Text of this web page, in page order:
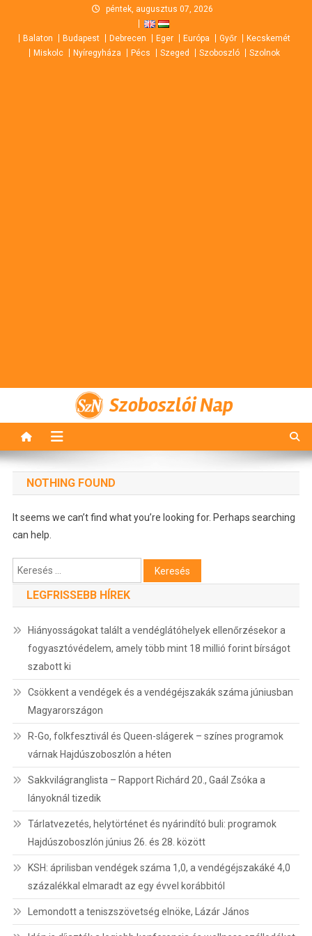
content
péntek, augusztus 07, 2026
Balaton Budapest Debrecen Eger Európa Győr
Kecskemét
Miskolc
Nyíregyháza Pécs Szeged Szoboszló Szolnok
Szoboszlói Nap
NOTHING FOUND
It seems we can’t find what you’re looking for. Perhaps searching
can help.
Keresés:
LEGFRISSEBB HÍREK
Hiányosságokat talált a vendéglátóhelyek ellenőrzésekor a
fogyasztóvédelem, amely több mint 18 millió forint bírságot
szabott ki
Csökkent a vendégek és a vendégéjszakák száma júniusban
Magyarországon
R-Go, folkfesztivál és Queen-slágerek – színes programok
várnak Hajdúszoboszlón a héten
Sakkvilágranglista – Rapport Richárd 20., Gaál Zsóka a
lányoknál tizedik
Tárlatvezetés, helytörténet és nyárindító buli: programok
Hajdúszoboszlón június 26. és 28. között
KSH: áprilisban vendégek száma 1,0, a vendégéjszakáké 4,0
százalékkal elmaradt az egy évvel korábbitól
Lemondott a teniszszövetség elnöke, Lázár János